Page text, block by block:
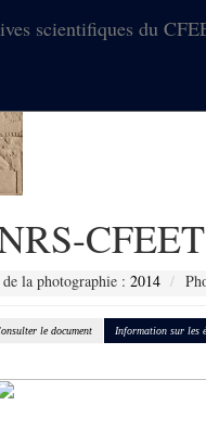
scientifiques du
la photographie : 2014
le document Information sur les